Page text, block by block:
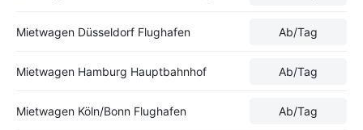
Mietwagen Düsseldorf Flughafen Ab/Tag
Mietwagen Hamburg Hauptbahnhof Ab/Tag
Mietwagen Köln/Bonn Flughafen Ab/Tag